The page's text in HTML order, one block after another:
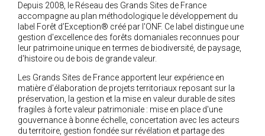
2010
2009
2008
2007
2006
2005
2004
Depuis 2008, le Réseau des Grands Sites de France
accompagne au plan méthodologique le développement du
label Forêt d’Exception® créé par l'ONF. Ce label distingue une
gestion d'excellence des forêts domaniales reconnues pour
leur patrimoine unique en termes de biodiversité, de paysage,
d'histoire ou de bois de grande valeur.
Les Grands Sites de France apportent leur expérience en
matière d'élaboration de projets territoriaux reposant sur la
préservation, la gestion et la mise en valeur durable de sites
fragiles à forte valeur patrimoniale : mise en place d'une
gouvernance à bonne échelle, concertation avec les acteurs
du territoire, gestion fondée sur révélation et partage des